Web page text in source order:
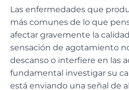
Las enfermedades que
más comunes de lo que
afectar gravemente la
sensación de agotamiento
descanso o interfiere en las
fundamental investigar su
está enviando una señal de